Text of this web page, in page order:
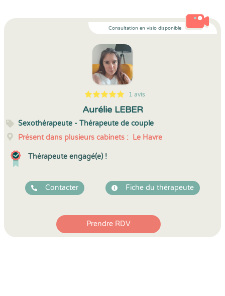
Consultation en visio disponible
5
1
5
1 1 avis
Aurélie LEBER
Sexothérapeute - Thérapeute de couple
Présent dans plusieurs cabinets : Le Havre
Thérapeute engagé(e) !
Contacter Fiche du thérapeute
Prendre RDV